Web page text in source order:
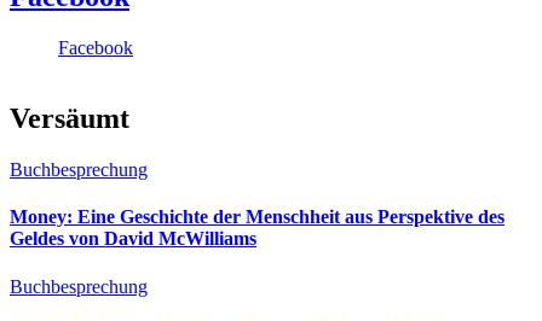
Facebook
Versäumt
Buchbesprechung
Money: Eine Geschichte der Menschheit aus Perspektive des
Geldes von David McWilliams
Buchbesprechung